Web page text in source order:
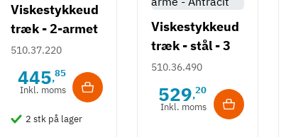
Viskestykkeud
træk - 2-armet
- stål
510.37.220
445,85
Inkl. moms
2 stk på lager
Viskestykkeud
træk - stål - 3
arme - Antracit
510.36.490
529,20
Inkl. moms